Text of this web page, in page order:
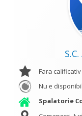
Fara calificativ
Nu e
Spalatorie